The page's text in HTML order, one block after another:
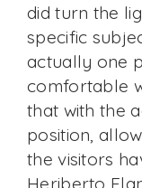
did turn the
specific
actually one
comfortable
that with the
position,
the visitors